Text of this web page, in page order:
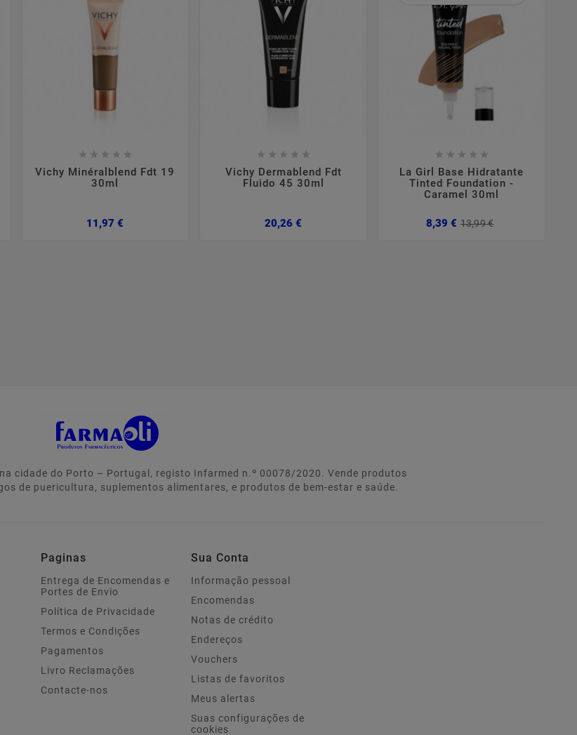
    
Vichy Minéralblend Fdt 19
30ml
11,97 €
    
Vichy Dermablend Fdt
Fluido 45 30ml
20,26 €
    
La Girl Base Hidratante
Tinted Foundation -
Caramel 30ml
8,39 € 13,99 €
cidade do Porto – Portugal, registo Infarmed n.º 00078/2020. Vende produtos
de puericultura, suplementos alimentares, e produtos de bem-estar e saúde.
Paginas
Entrega de Encomendas e
Portes de Envio
Política de Privacidade
Termos e Condições
Pagamentos
Livro Reclamações
Contacte-nos
Sua Conta
Informação pessoal
Encomendas
Notas de crédito
Endereços
Vouchers
Listas de favoritos
Meus alertas
Suas configurações de
cookies